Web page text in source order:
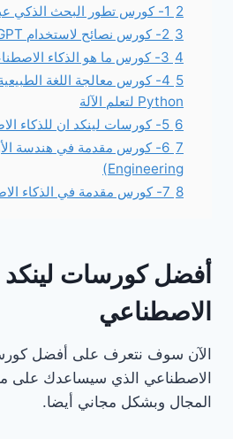
2 1- كورس تطور البحث الذكي عبر الإنترنت
3 2- كورس نصائح لاستخدام ChatGPT في الأعمال
4 3- كورس ما هو الذكاء الاصطناعي التوليدي؟
5
Python لتعلم الآلة
6 5- كورسات لينكد ان للذكاء الاصطناعي لقادة الأعمال
7
Engineering)
8 7- كورس مقدمة في الذكاء الاصطناعي
أفضل كورسات لينكد
الاصطناعي
الآن سوف نتعرف على أفضل
الاصطناعي الذي سيساعدك على
المجال وبشكل مجاني أيضا.